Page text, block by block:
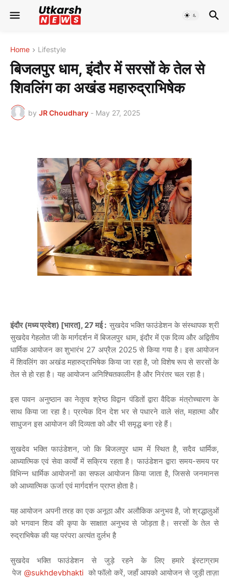
Home Lifestyle
बिजलपुर धाम, इंदौर में सरसों के तेल से
शिवलिंग का अखंड महारुद्राभिषेक
by JR Choudhary - May 27, 2025
इंदौर (मध्य प्रदेश) [भारत], 27 मई : सुखदेव भक्ति फाउंडेशन के संस्थापक श्री
सुखदेव गेहलोत जी के मार्गदर्शन में बिजलपुर धाम, इंदौर में एक दिव्य और अद्वितीय
धार्मिक आयोजन का शुभारंभ 27 अप्रैल 2025 से किया गया है। इस आयोजन
में शिवलिंग का अखंड महारुद्राभिषेक किया जा रहा है, जो विशेष रूप से सरसों के
तेल से हो रहा है। यह आयोजन अनिश्चितकालीन है और निरंतर चल रहा है।
इस पावन अनुष्ठान का नेतृत्व श्रेष्ठ विद्वान पंडितों द्वारा वैदिक मंत्रोच्चारण के
साथ किया जा रहा है। प्रत्येक दिन देश भर से पधारने वाले संत, महात्मा और
साधुजन इस आयोजन की दिव्यता को और भी समृद्ध बना रहे हैं।
सुखदेव भक्ति फाउंडेशन, जो कि बिजलपुर धाम में स्थित है, सदैव धार्मिक,
आध्यात्मिक एवं सेवा कार्यों में सक्रिय रहता है। फाउंडेशन द्वारा समय-समय पर
विभिन्न धार्मिक आयोजनों का सफल आयोजन किया जाता है, जिससे जनमानस
को आध्यात्मिक ऊर्जा एवं मार्गदर्शन प्राप्त होता है।
यह आयोजन अपनी तरह का एक अनूठा और अलौकिक अनुभव है, जो श्रद्धालुओं
को भगवान शिव की कृपा के साक्षात अनुभव से जोड़ता है। सरसों के तेल से
रुद्राभिषेक की यह परंपरा अत्यंत दुर्लभ है
सुखदेव भक्ति फाउंडेशन से जुड़े रहने के लिए हमारे इंस्टाग्राम
पेज @sukhdevbhakti को फॉलो करें, जहाँ आपको आयोजन से जुड़ी ताज़ा